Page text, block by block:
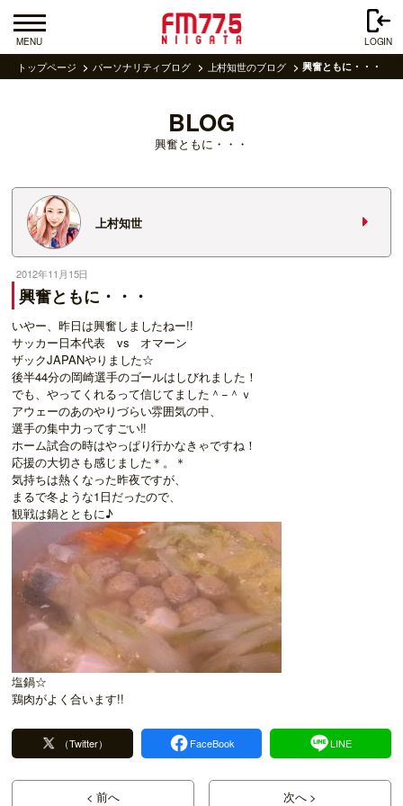
MENU LOGIN
トップページ パーソナリティブログ 上村知世のブログ 興奮ともに・・・
BLOG
興奮ともに・・・
上村知世
2012年11月15日
興奮ともに・・・
いやー、昨日は興奮しましたねー!!
サッカー日本代表 vs オマーン
ザックJAPANやりました☆
後半44分の岡崎選手のゴールはしびれました！
でも、やってくれるって信じてました＾−＾ｖ
アウェーのあのやりづらい雰囲気の中、
選手の集中力ってすごい!!
ホーム試合の時はやっぱり行かなきゃですね！
応援の大切さも感じました＊。＊
気持ちは熱くなった昨夜ですが、
まるで冬ような1日だったので、
観戦は鍋とともに♪
塩鍋☆
鶏肉がよく合います!!
（Twitter） FaceBook LINE
< 前へ 次へ >